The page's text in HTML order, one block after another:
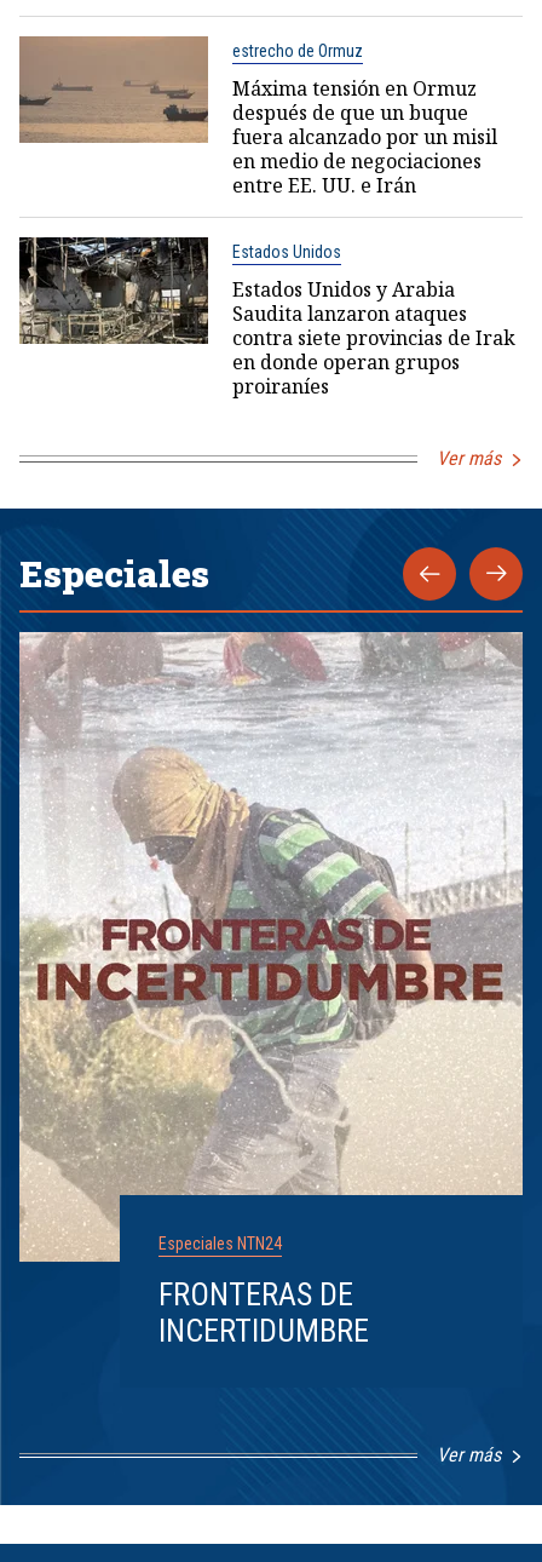
estrecho de Ormuz
Máxima tensión en Ormuz
después de que un buque
fuera alcanzado por un misil
en medio de negociaciones
entre EE. UU. e Irán
Estados Unidos
Estados Unidos y Arabia
Saudita lanzaron ataques
contra siete provincias de Irak
en donde operan grupos
proiraníes
Ver más
Especiales
Especiales NTN24
FRONTERAS DE
INCERTIDUMBRE
Ver más
1
8